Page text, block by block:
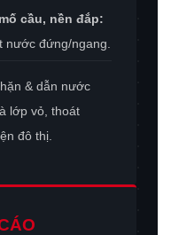
cầu, nền đắp:
nước đứng/ngang.
& dẫn nước
lớp vỏ, thoát
đô thị.